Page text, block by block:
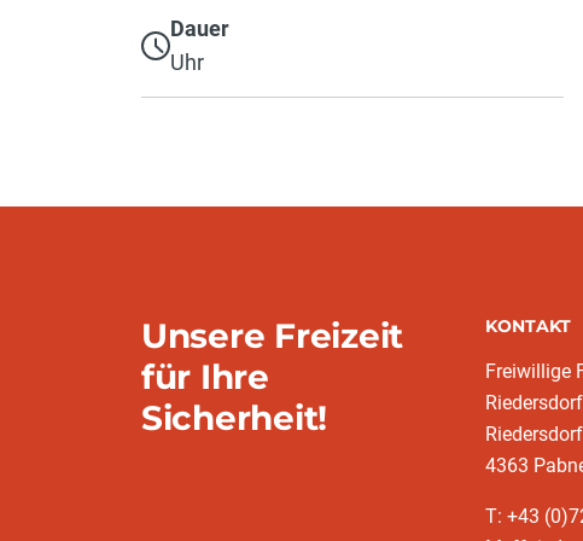
Dauer
Uhr
Unsere Freizeit
für Ihre
Sicherheit!
KONTAKT
Freiwillige
Riedersdorf
4363
T: +43